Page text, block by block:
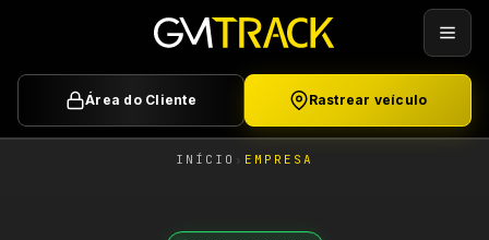
Área do Cliente Rastrear veículo
INÍCIO › EMPRESA